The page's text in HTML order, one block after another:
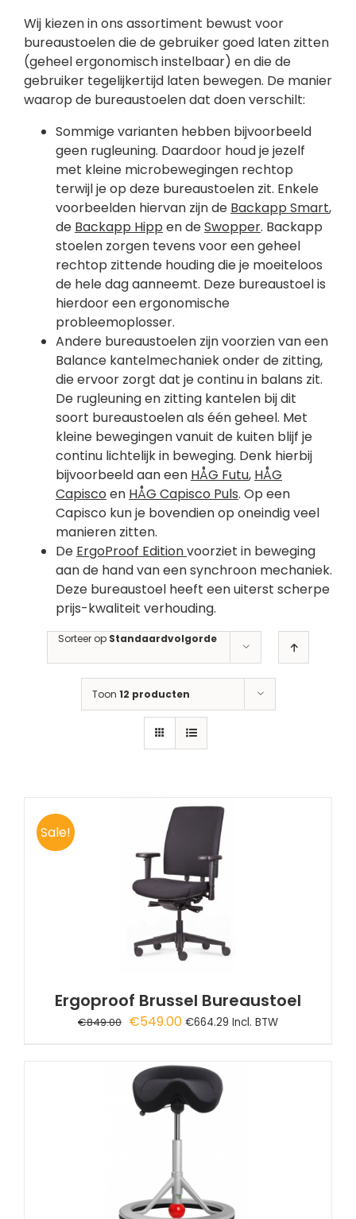
Sorteer op Standaardvolgorde
Toon 12 producten
Sale!
Ergoproof Brussel Bureaustoel
€849.00 Oorspronkelijke
€849.00.
€549.00Huidige
€549.00.
€664.29 Incl. BTW
Wij kiezen in ons assortiment bewust voor
bureaustoelen die de gebruiker goed laten zitten
(geheel ergonomisch instelbaar) en die de
gebruiker tegelijkertijd laten bewegen. De manier
waarop de bureaustoelen dat doen verschilt:
Sommige varianten hebben bijvoorbeeld
geen rugleuning. Daardoor houd je jezelf
met kleine microbewegingen rechtop
terwijl je op deze bureaustoelen zit. Enkele
voorbeelden hiervan zijn de Backapp Smart,
de Backapp Hipp en deSwopper. Backapp
stoelen zorgen tevens voor een geheel
rechtop zittende houding die je moeiteloos
de hele dag aanneemt. Deze bureaustoel is
hierdoor een ergonomische
probleemoplosser.
Andere bureaustoelen zijn voorzien van een
Balance kantelmechaniek onder de zitting,
die ervoor zorgt dat je continu in balans zit.
De rugleuning en zitting kantelen bij dit
soort bureaustoelen als één geheel. Met
kleine bewegingen vanuit de kuiten blijf je
continu lichtelijk in beweging. Denk hierbij
bijvoorbeeld aan een HÅG Futu, HÅG
Capisco en HÅG Capisco Puls. Op een
Capisco kun je bovendien op oneindig veel
manieren zitten.
De ErgoProof Editionvoorziet in beweging
aan de hand van een synchroon mechaniek.
Deze bureaustoel heeft een uiterst scherpe
prijs-kwaliteit verhouding.